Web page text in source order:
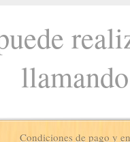
Condiciones de pago y